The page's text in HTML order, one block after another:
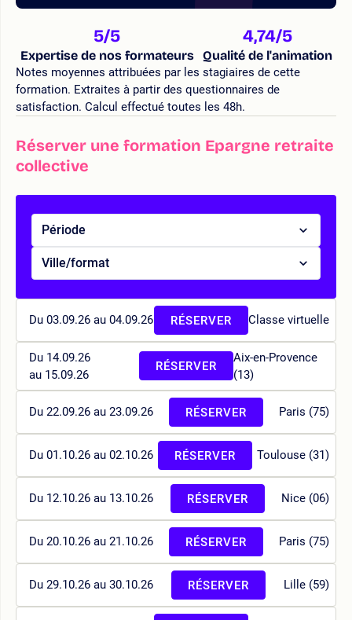
5/5
Expertise de nos formateurs
4,74/5
Qualité de l'animation
Notes moyennes attribuées par les stagiaires de cette
formation. Extraites à partir des questionnaires de
satisfaction. Calcul effectué toutes les 48h.
Réserver une formation Epargne retraite
collective
Période
Ville/format
Du 03.09.26 au 04.09.26 Classe virtuelle
RÉSERVER
Du 14.09.26
au 15.09.26
Aix-en-Provence
(13)
RÉSERVER
Du 22.09.26 au 23.09.26 Paris (75)
RÉSERVER
Du 01.10.26 au 02.10.26 Toulouse (31)
RÉSERVER
Du 12.10.26 au 13.10.26 Nice (06)
RÉSERVER
Du 20.10.26 au 21.10.26 Paris (75)
RÉSERVER
Du 29.10.26 au 30.10.26 Lille (59)
RÉSERVER